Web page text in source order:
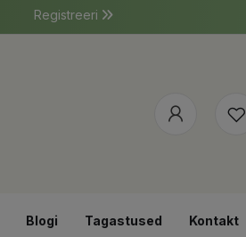
Registreeri
Blogi Tagastused Kontakt